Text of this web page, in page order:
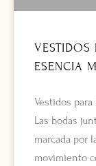
VESTIDOS
ESENCIA
Vestidos
Las bodas
marcada por
movimiento